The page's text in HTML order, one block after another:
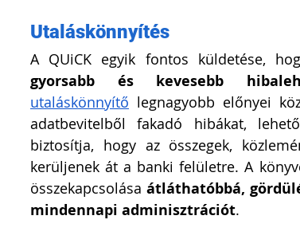
Utaláskönnyítés
A QUiCK egyik fontos küldetése,
gyorsabb és kevesebb
utaláskönnyítő legnagyobb előnyei
adatbevitelből fakadó hibákat,
biztosítja, hogy az összegek,
kerüljenek át a banki felületre. A
összekapcsolása átláthatóbbá,
mindennapi adminisztrációt.